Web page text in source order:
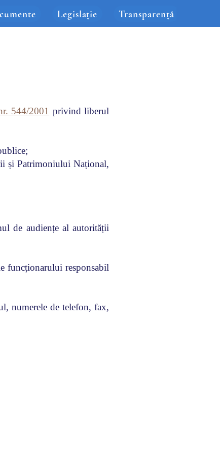
Legislație Transparență
544/2001 privind liberul
și Patrimoniului Național,
de audiențe al autorității
funcționarului responsabil
numerele de telefon, fax,